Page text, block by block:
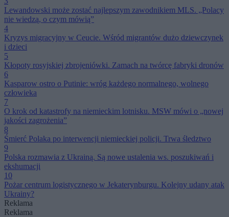
Lewandowski może zostać najlepszym zawodnikiem MLS. „Polacy
nie wiedzą, o czym mówią”
4
Kryzys migracyjny w Ceucie. Wśród migrantów dużo dziewczynek
i dzieci
5
Kłopoty rosyjskiej zbrojeniówki. Zamach na twórcę fabryki dronów
6
Kasparow ostro o Putinie: wróg każdego normalnego, wolnego
człowieka
7
O krok od katastrofy na niemieckim lotnisku. MSW mówi o „nowej
jakości zagrożenia”
8
Śmierć Polaka po interwencji niemieckiej policji. Trwa śledztwo
9
Polska rozmawia z Ukrainą. Są nowe ustalenia ws. poszukiwań i
ekshumacji
10
Pożar centrum logistycznego w Jekaterynburgu. Kolejny udany atak
Ukrainy?
Reklama
Reklama